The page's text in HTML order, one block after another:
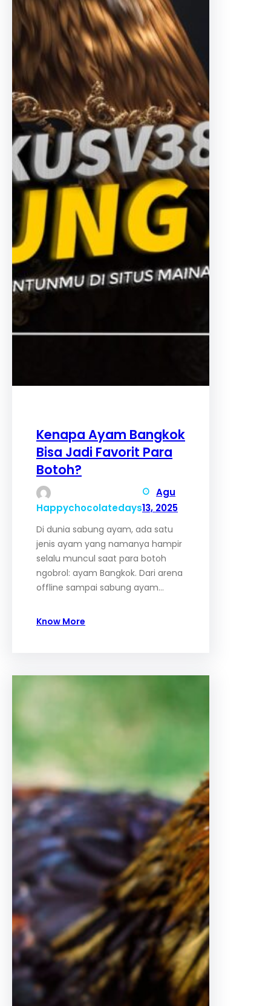
Kenapa Ayam Bangkok
Bisa Jadi Favorit Para
Botoh?
Happychocolatedays
Agu
13, 2025
Di dunia sabung ayam, ada satu
jenis ayam yang namanya hampir
selalu muncul saat para botoh
ngobrol: ayam Bangkok. Dari arena
offline sampai sabung ayam…
Know More